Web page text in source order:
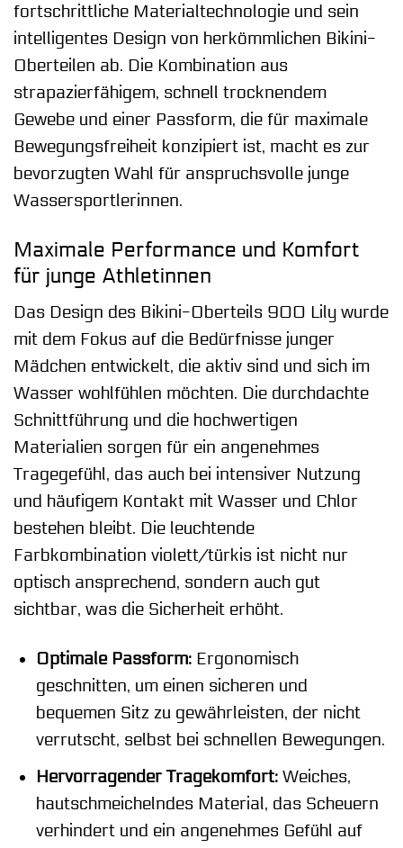
fortschrittliche Materialtechnologie und sein
intelligentes Design von herkömmlichen Bikini-
Oberteilen ab. Die Kombination aus
strapazierfähigem, schnell trocknendem
Gewebe und einer Passform, die für maximale
Bewegungsfreiheit konzipiert ist, macht es zur
bevorzugten Wahl für anspruchsvolle junge
Wassersportlerinnen.
Maximale Performance und Komfort
für junge Athletinnen
Das Design des Bikini-Oberteils 900 Lily wurde
mit dem Fokus auf die Bedürfnisse junger
Mädchen entwickelt, die aktiv sind und sich im
Wasser wohlfühlen möchten. Die durchdachte
Schnittführung und die hochwertigen
Materialien sorgen für ein angenehmes
Tragegefühl, das auch bei intensiver Nutzung
und häufigem Kontakt mit Wasser und Chlor
bestehen bleibt. Die leuchtende
Farbkombination violett/türkis ist nicht nur
optisch ansprechend, sondern auch gut
sichtbar, was die Sicherheit erhöht.
Optimale Passform:Ergonomisch
geschnitten, um einen sicheren und
bequemen Sitz zu gewährleisten, der nicht
verrutscht, selbst bei schnellen Bewegungen.
Hervorragender Tragekomfort:Weiches,
hautschmeichelndes Material, das Scheuern
verhindert und ein angenehmes Gefühl auf